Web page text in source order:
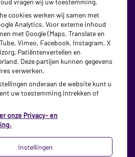
betekent zonder
weer gewichtstoename
in provincie Utrecht vanwege
vragen wij uw toestemming.
cookies werken wij samen met
Analytics. Voor externe inhoud
met Google (Maps, Translate en
Vimeo, Facebook, Instagram, X
Patiëntenvertellen en
Deze partijen kunnen gegevens
verwerken.
onderaan de website kunt u
uw toestemming intrekken of
onze Privacy- en
Instellingen